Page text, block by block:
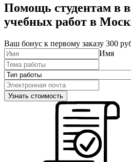
Помощь студентам в
учебных работ в
Ваш бонус к первому заказу 300
Имя